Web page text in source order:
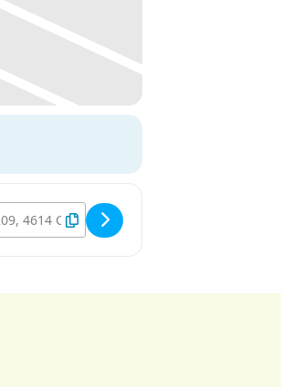
Tot Rust Moment [dW65EFSYI]